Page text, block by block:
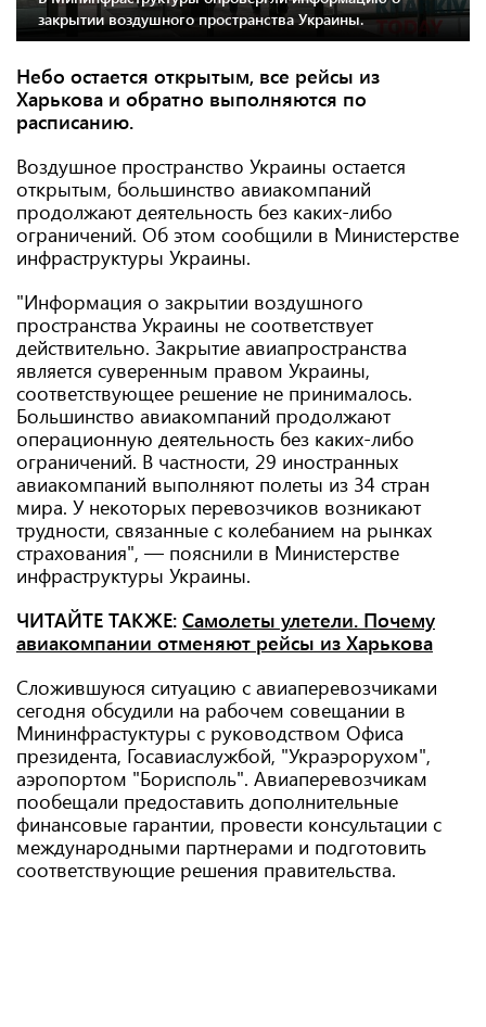
закрытии воздушного пространства Украины.
Небо остается открытым, все рейсы из
Харькова и обратно выполняются по
расписанию.
Воздушное пространство Украины остается
открытым, большинство авиакомпаний
продолжают деятельность без каких-либо
ограничений. Об этом сообщили в Министерстве
инфраструктуры Украины.
"Информация о закрытии воздушного
пространства Украины не соответствует
действительно. Закрытие авиапространства
является суверенным правом Украины,
соответствующее решение не принималось.
Большинство авиакомпаний продолжают
операционную деятельность без каких-либо
ограничений. В частности, 29 иностранных
авиакомпаний выполняют полеты из 34 стран
мира. У некоторых перевозчиков возникают
трудности, связанные с колебанием на рынках
страхования", — пояснили в Министерстве
инфраструктуры Украины.
ЧИТАЙТЕ ТАКЖЕ: Самолеты улетели. Почему
авиакомпании отменяют рейсы из Харькова
Сложившуюся ситуацию с авиаперевозчиками
сегодня обсудили на рабочем совещании в
Мининфрастуктуры с руководством Офиса
президента, Госавиаслужбой, "Украэрорухом",
аэропортом "Борисполь". Авиаперевозчикам
пообещали предоставить дополнительные
финансовые гарантии, провести консультации с
международными партнерами и подготовить
соответствующие решения правительства.